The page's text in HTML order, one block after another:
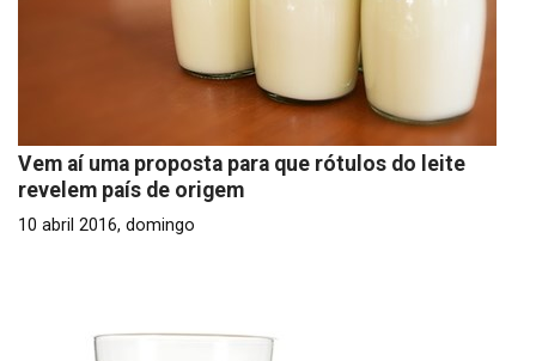
Vem aí uma proposta para que rótulos do leite
revelem país de origem
10 abril 2016, domingo